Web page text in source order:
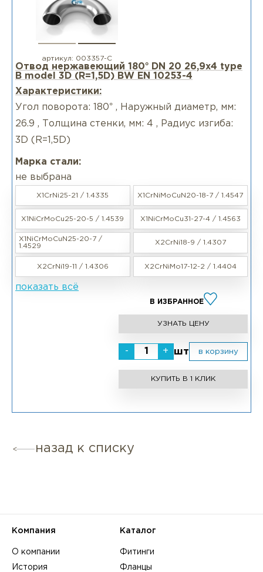
артикул: 003357-С
Отвод нержавеющий 180° DN 20 26,9x4 type
B model 3D (R=1,5D) BW EN 10253-4
Характеристики:
Угол поворота: 180° , Наружный диаметр, мм:
26.9 , Толщина стенки, мм: 4 , Радиус изгиба:
3D (R=1,5D)
Марка стали:
не выбрана
X1CrNi25-21 / 1.4335 X1CrNiMoCuN20-18-7 / 1.4547
X1NiCrMoCu25-20-5 / 1.4539 X1NiCrMoCu31-27-4 / 1.4563
X1NiCrMoCuN25-20-7 /
1.4529
X2CrNi18-9 / 1.4307
X2CrNi19-11 / 1.4306 X2CrNiMo17-12-2 / 1.4404
показать всё
В ИЗБРАННОЕ
УЗНАТЬ ЦЕНУ
- + шт в корзину
КУПИТЬ В 1 КЛИК
назад к списку
Компания
О компании
История
Каталог
Фитинги
Фланцы